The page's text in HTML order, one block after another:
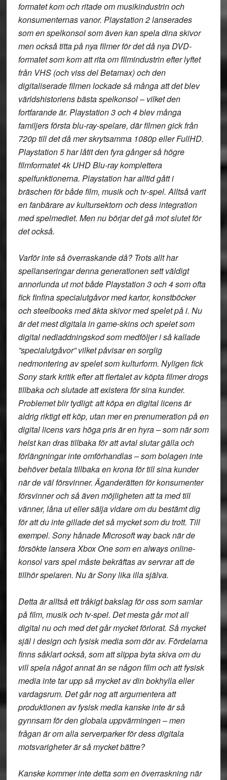
formatet kom och ritade om musikindustrin och
konsumenternas vanor. Playstation 2 lanserades
som en spelkonsol som även kan spela dina skivor
men också titta på nya filmer för det då nya DVD-
formatet som kom att rita om filmindustrin efter lyftet
från VHS (och viss del Betamax) och den
digitaliserade filmen lockade så många att det blev
världshistoriens bästa spelkonsol – vilket den
fortfarande är. Playstation 3 och 4 blev många
familjers första blu-ray-spelare, där filmen gick från
720p till det då mer skrytsamma 1080p eller FullHD.
Playstation 5 har låtit den fyra gånger så högre
filmformatet 4k UHD Blu-ray komplettera
spelfunktionerna. Playstation har alltid gått i
bräschen för både film, musik och tv-spel. Alltså varit
en fanbärare av kultursektorn och dess integration
med spelmediet. Men nu börjar det gå mot slutet för
det också.
Varför inte så överraskande då? Trots allt har
spellanseringar denna generationen sett väldigt
annorlunda ut mot både Playstation 3 och 4 som ofta
fick finfina specialutgåvor med kartor, konstböcker
och steelbooks med äkta skivor med spelet på i. Nu
är det mest digitala in game-skins och spelet som
digital nedladdningskod som medföljer i så kallade
”specialutgåvor” vilket påvisar en sorglig
nedmontering av spelet som kulturform. Nyligen fick
Sony stark kritik efter att flertalet av köpta filmer drogs
tillbaka och slutade att existera för sina kunder.
Problemet blir tydligt: att köpa en digital licens är
aldrig riktigt ett köp, utan mer en prenumeration på en
digital licens vars höga pris är en hyra – som när som
helst kan dras tillbaka för att avtal slutar gälla och
förlängningar inte omförhandlas – som bolagen inte
behöver betala tillbaka en krona för till sina kunder
när de väl försvinner. Äganderätten för konsumenter
försvinner och så även möjligheten att ta med till
vänner, låna ut eller sälja vidare om du bestämt dig
för att du inte gillade det så mycket som du trott. Till
exempel. Sony hånade Microsoft way back när de
försökte lansera Xbox One som en always online-
konsol vars spel måste bekräftas av servrar att de
tillhör spelaren. Nu är Sony lika illa själva.
Detta är alltså ett tråkigt bakslag för oss som samlar
på film, musik och tv-spel. Det mesta går mot all
digital nu och med det går mycket förlorat. Så mycket
själ i design och fysisk media som dör av. Fördelarna
finns såklart också, som att slippa byta skiva om du
vill spela något annat än se någon film och att fysisk
media inte tar upp så mycket av din bokhylla eller
vardagsrum. Det går nog att argumentera att
produktionen av fysisk media kanske inte är så
gynnsam för den globala uppvärmingen – men
frågan är om alla serverparker för dess digitala
motsvarigheter är så mycket bättre?
Kanske kommer inte detta som en överraskning när